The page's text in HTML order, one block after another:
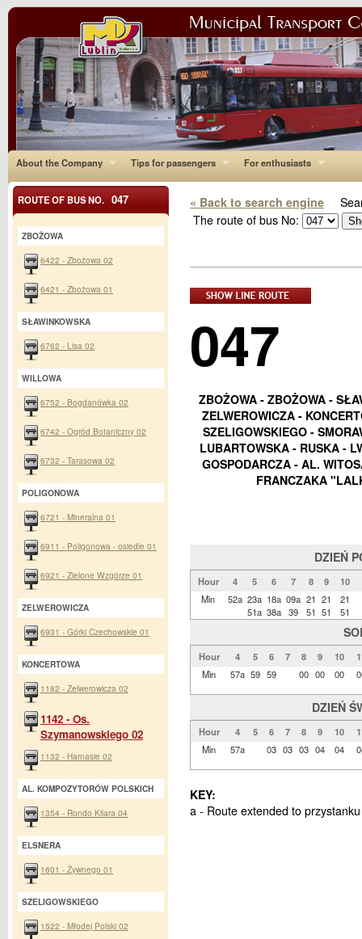
About the Company Tips for passengers For enthusiasts
« Back to search engine
The route of bus No:
047
ZBOŻOWA - ZBOŻOWA -
ZELWEROWICZA -
SZELIGOWSKIEGO -
LUBARTOWSKA - RUSKA -
GOSPODARCZA - AL.
FRANCZAKA
DZIEŃ
Hour 4 5 6 7 8 9 10
Min
52a 23a
51a
18a
38a
09a
39
21
51
21
51
21
51
Hour 4 5 6 7 8 9 10
Min
57a 59 59 00 00 00
DZIEŃ
Hour 4 5 6 7 8 9 10
Min
57a 03 03 03 04 04
KEY:
a - Route extended to
ROUTE OF BUS NO. 047
ZBOŻOWA
6422 - Zbożowa 02
6421 - Zbożowa 01
SŁAWINKOWSKA
6762 - Lisa 02
WILLOWA
6752 - Bogdanówka 02
6742 - Ogród Botaniczny 02
6732 - Tarasowa 02
POLIGONOWA
6721 - Mineralna 01
6911 - Poligonowa - osiedle 01
6921 - Zielone Wzgórze 01
ZELWEROWICZA
6931 - Górki Czechowskie 01
KONCERTOWA
1182 - Zelwerowicza 02
1142 - Os.
Szymanowskiego 02
1132 - Harnasie 02
AL. KOMPOZYTORÓW POLSKICH
1354 - Rondo Kilara 04
ELSNERA
1601 - Żywnego 01
SZELIGOWSKIEGO
1522 - Młodej Polski 02